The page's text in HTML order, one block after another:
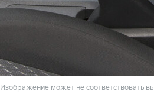
Изображение может не соответствовать